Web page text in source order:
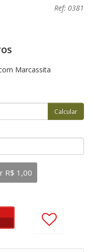
Ref: 0381
Marcassita